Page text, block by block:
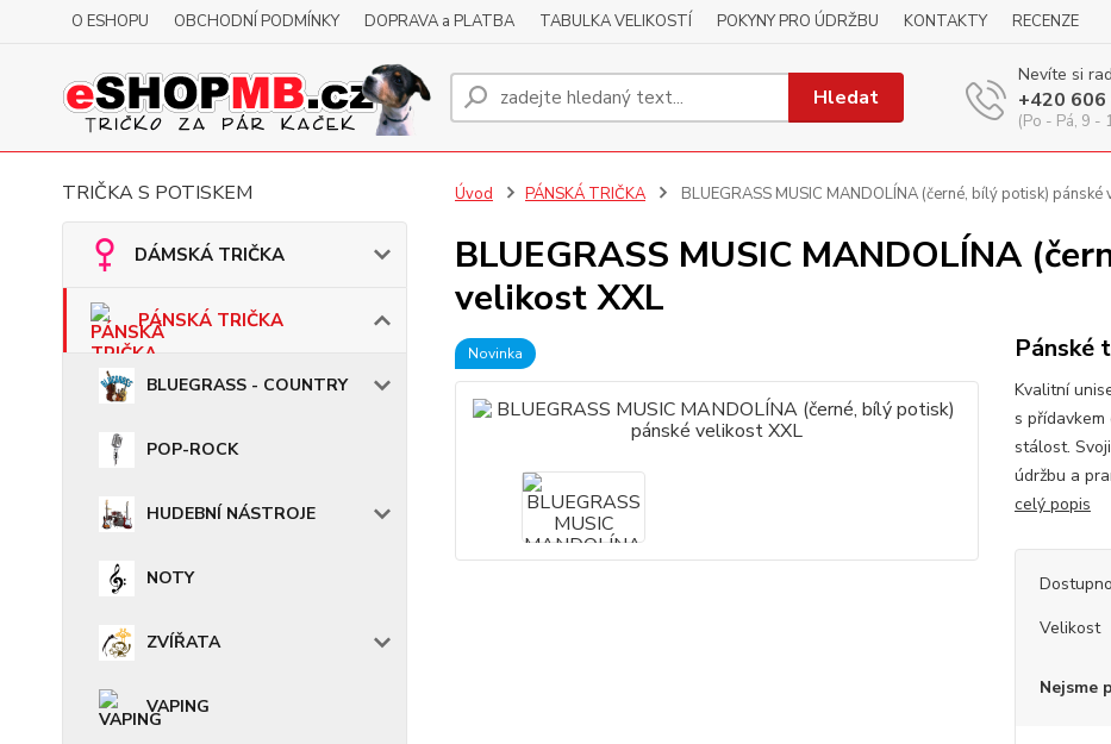
O ESHOPU OBCHODNÍ PODMÍNKY DOPRAVA a PLATBA TABULKA VELIKOSTÍ POKYNY PRO ÚDRŽBU KONTAKTY RECENZE
Hledat
Nevíte si
+420
(Po - Pá, 9 -
TRIČKA S POTISKEM
DÁMSKÁ TRIČKA
PÁNSKÁ TRIČKA
BLUEGRASS - COUNTRY
POP-ROCK
HUDEBNÍ NÁSTROJE
NOTY
ZVÍŘATA
VAPING
Úvod PÁNSKÁ TRIČKA BLUEGRASS MUSIC MANDOLÍNA (černé, bílý potisk) pánské
BLUEGRASS MUSIC MANDOLÍNA
velikost XXL
Novinka Pánské
Kvalitní
s
stálost.
údržbu a
celý popis
Velikost
Nejsme